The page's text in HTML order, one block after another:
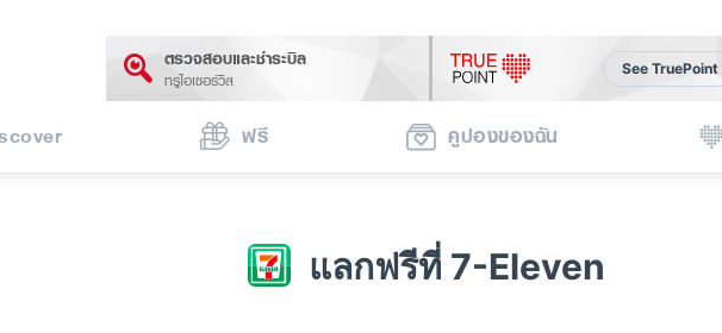
ตรวจสอบและชำระบิล
ทรูไอเซอร์วิส
See TruePoint
ฟรี คูปองของฉัน
แลกฟรีที่ 7-Eleven